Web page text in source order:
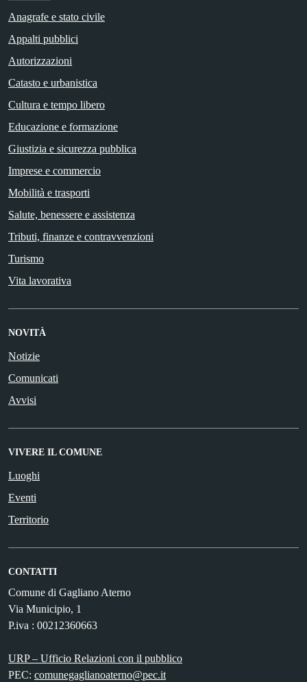
Anagrafe e stato civile
Appalti pubblici
Autorizzazioni
Catasto e urbanistica
Cultura e tempo libero
Educazione e formazione
Giustizia e sicurezza pubblica
Imprese e commercio
Mobilità e trasporti
Salute, benessere e assistenza
Tributi, finanze e contravvenzioni
Turismo
Vita lavorativa
NOVITÀ
Notizie
Comunicati
Avvisi
VIVERE IL COMUNE
Luoghi
Eventi
Territorio
CONTATTI
Comune di Gagliano Aterno
Via Municipio, 1
P.iva : 00212360663
URP – Ufficio Relazioni con il pubblico
PEC: comunegaglianoaterno@pec.it